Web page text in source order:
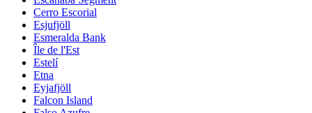
Cerro Escorial
Esjufjöll
Esmeralda Bank
Île de l'Est
Estelí
Etna
Eyjafjöll
Falcon Island